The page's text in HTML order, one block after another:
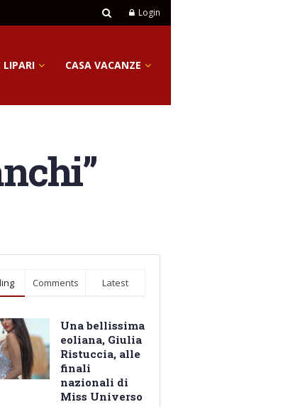
Login
LIPARI CASA VACANZE
Comments Latest
Una bellissima
eoliana, Giulia
Ristuccia, alle
finali
nazionali di
Miss Universo